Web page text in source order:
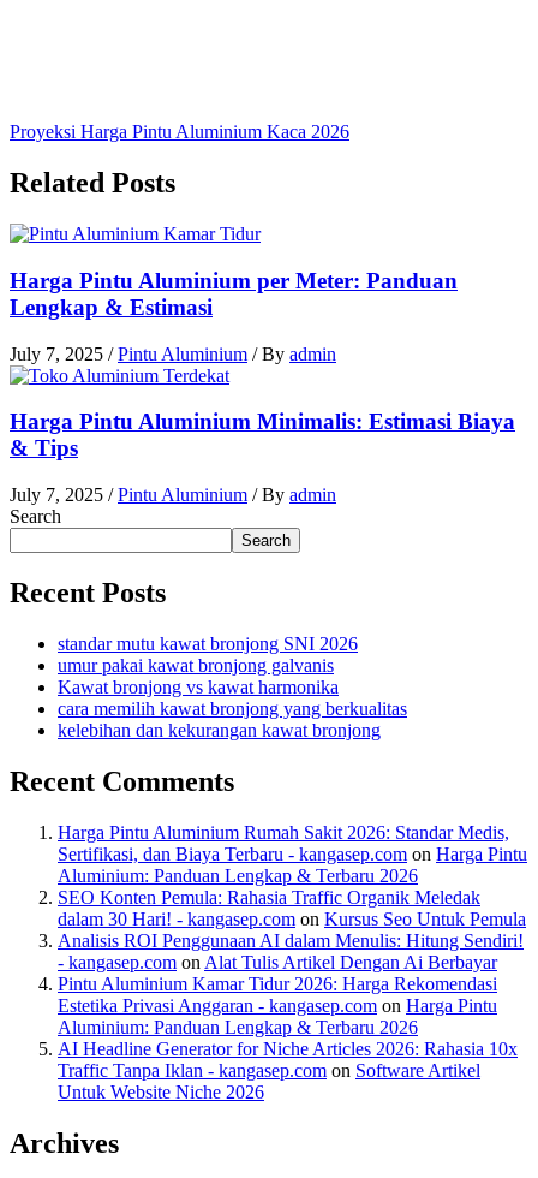
Proyeksi Harga Pintu Aluminium Kaca 2026
Related Posts
Harga Pintu Aluminium per Meter: Panduan
Lengkap & Estimasi
July 7, 2025 /Pintu Aluminium / By admin
Harga Pintu Aluminium Minimalis: Estimasi Biaya
& Tips
July 7, 2025 /Pintu Aluminium / By admin
Search
Search
Recent Posts
standar mutu kawat bronjong SNI 2026
umur pakai kawat bronjong galvanis
Kawat bronjong vs kawat harmonika
cara memilih kawat bronjong yang berkualitas
kelebihan dan kekurangan kawat bronjong
Recent Comments
Harga Pintu Aluminium Rumah Sakit 2026: Standar Medis,
Sertifikasi, dan Biaya Terbaru - kangasep.com on Harga Pintu
Aluminium: Panduan Lengkap & Terbaru 2026
SEO Konten Pemula: Rahasia Traffic Organik Meledak
dalam 30 Hari! - kangasep.com on Kursus Seo Untuk Pemula
Analisis ROI Penggunaan AI dalam Menulis: Hitung Sendiri!
- kangasep.com on Alat Tulis Artikel Dengan Ai Berbayar
Pintu Aluminium Kamar Tidur 2026: Harga Rekomendasi
Estetika Privasi Anggaran - kangasep.com on Harga Pintu
Aluminium: Panduan Lengkap & Terbaru 2026
AI Headline Generator for Niche Articles 2026: Rahasia 10x
Traffic Tanpa Iklan - kangasep.com on Software Artikel
Untuk Website Niche 2026
Archives